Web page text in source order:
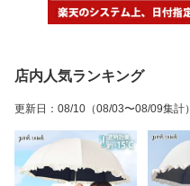
店内人気ランキング
更新日 ： 08/10 （08/03〜08/09集計）